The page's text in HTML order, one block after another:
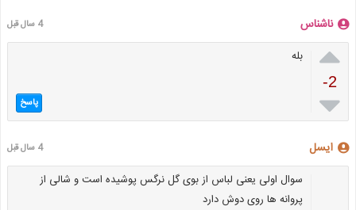
ناشناس 4 سال قبل

-2

بله
پاسخ
ایسل 4 سال قبل
سوال اولی یعنی لباس از بوی گل نرگس پوشیده است و شالی از
پروانه ها روی دوش دارد